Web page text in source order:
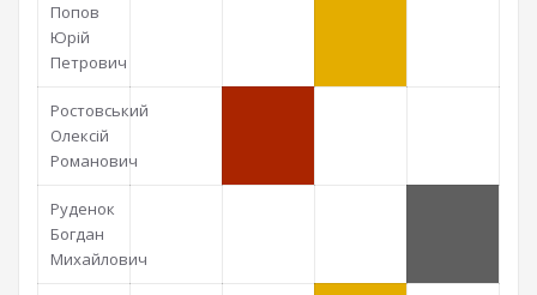
Попов
Юрій
Петрович
Ростовський
Олексій
Романович
Руденок
Богдан
Михайлович